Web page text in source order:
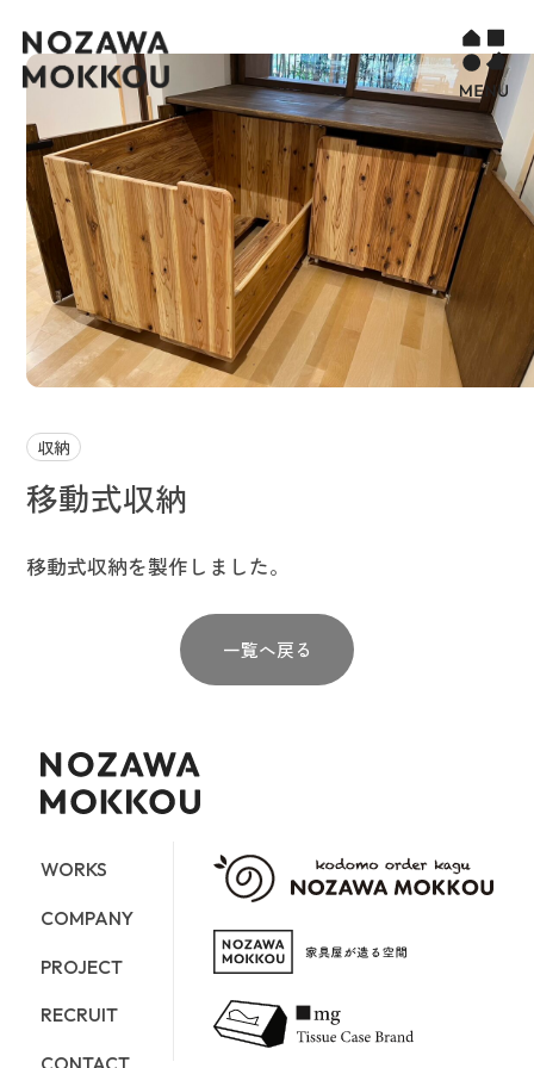
WORKS
COMPANY
CONTACT
STORY PAGE
収納
移動式収納
移動式収納を製作しました。
一覧へ戻る
WORKS
COMPANY
PROJECT
RECRUIT